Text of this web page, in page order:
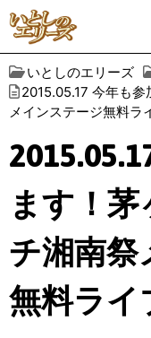
いとしのエリーズ
2015.05.17 今年も
メインステージ無料ラ
ます！
チ湘南祭
無料ライ